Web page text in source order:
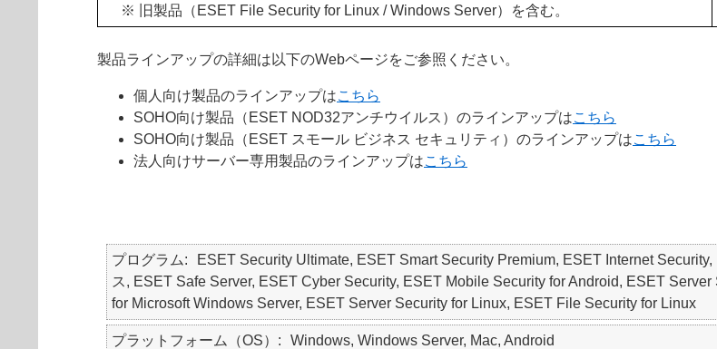
※ 旧製品（ESET File Security for Linux / Windows Server）を含む。
製品ラインアップの詳細は以下のWebページをご参照ください。
個人向け製品のラインアップはこちら
SOHO向け製品（ESET NOD32アンチウイルス）のラインアップはこちら
SOHO向け製品（ESET スモール ビジネス セキュリティ）のラインアップはこちら
法人向けサーバー専用製品のラインアップはこちら
プログラム
ESET Security Ultimate, ESET Smart Security Premium, ESET Internet
ス, ESET Safe Server, ESET Cyber Security, ESET Mobile Security for Android, ESET
for Microsoft Windows Server, ESET Server Security for Linux, ESET File Security for Linux
プラットフォーム（OS） Windows, Windows Server, Mac, Android